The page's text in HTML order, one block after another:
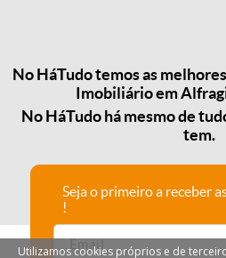
No HáTudo temos as
Imobiliário em
No HáTudo há mesmo de
tem.
Seja o primeiro a receber
!
Utilizamos cookies próprios e de